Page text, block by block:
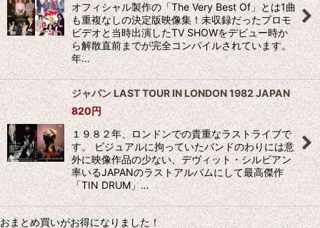
オフィシャル製作の「The Very Best Of」とは1曲
も重複なしの決定版映像集！未収録だったプロモ
ビデオと当時出演したTV SHOWをデビュー時か
ら解散直前までが完全コンパイルされています。
年…
ジャパン LAST TOUR IN LONDON 1982 JAPAN
820円
１９８２年、ロンドンでの貴重なラストライブで
す。 ビジュアルに拘っていたバンドのわりには意
外に映像作品の少ない、デヴィット・シルビアン
率いるJAPANのラストアルバムにして最高傑作
「TIN DRUM」…
おまとめ買いがお得になりました！